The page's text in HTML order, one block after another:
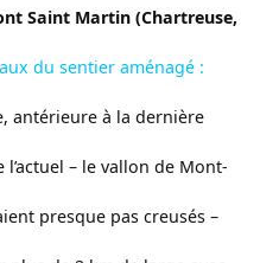
Saint Martin (Chartreuse,
du sentier aménagé :
antérieure à la dernière
– le vallon de Mont-
presque pas creusés –